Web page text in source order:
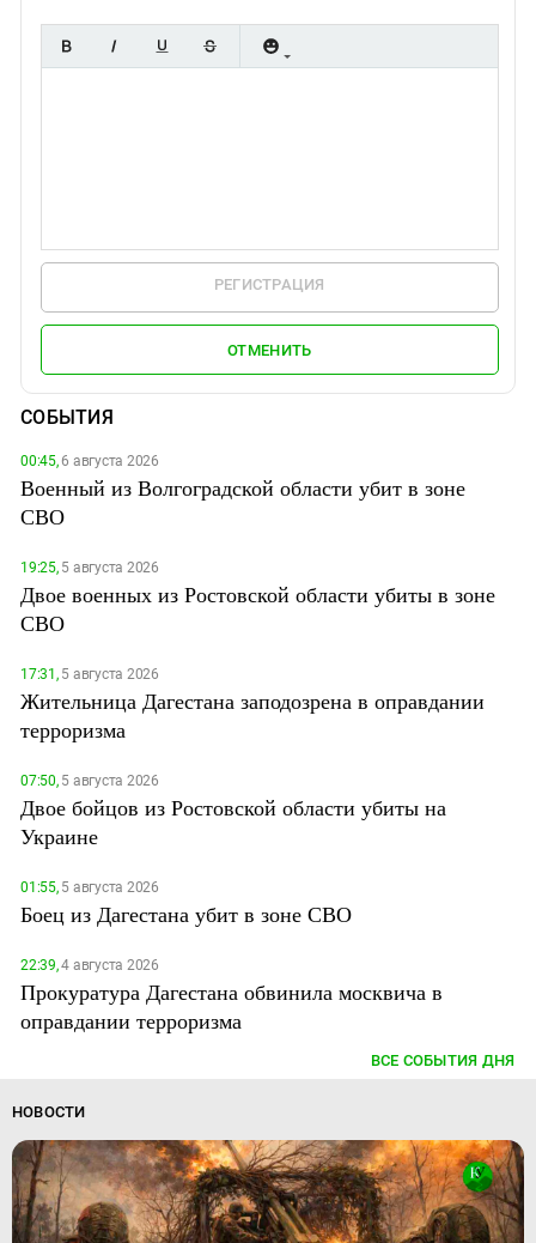
РЕГИСТРАЦИЯ
ОТМЕНИТЬ
СОБЫТИЯ
00:45,6 августа 2026
Военный из Волгоградской области убит в зоне
СВО
19:25,5 августа 2026
Двое военных из Ростовской области убиты в зоне
СВО
17:31,5 августа 2026
Жительница Дагестана заподозрена в оправдании
терроризма
07:50,5 августа 2026
Двое бойцов из Ростовской области убиты на
Украине
01:55,5 августа 2026
Боец из Дагестана убит в зоне СВО
22:39,4 августа 2026
Прокуратура Дагестана обвинила москвича в
оправдании терроризма
ВСЕ СОБЫТИЯ ДНЯ
НОВОСТИ